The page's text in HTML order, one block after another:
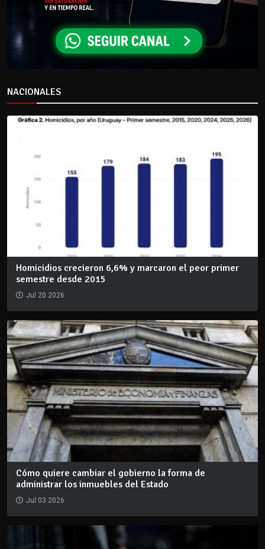
NACIONALES
Homicidios crecieron 6,6% y marcaron el peor primer
semestre desde 2015
Jul 20 2026
Cómo quiere cambiar el gobierno la forma de
administrar los inmuebles del Estado
Jul 03 2026